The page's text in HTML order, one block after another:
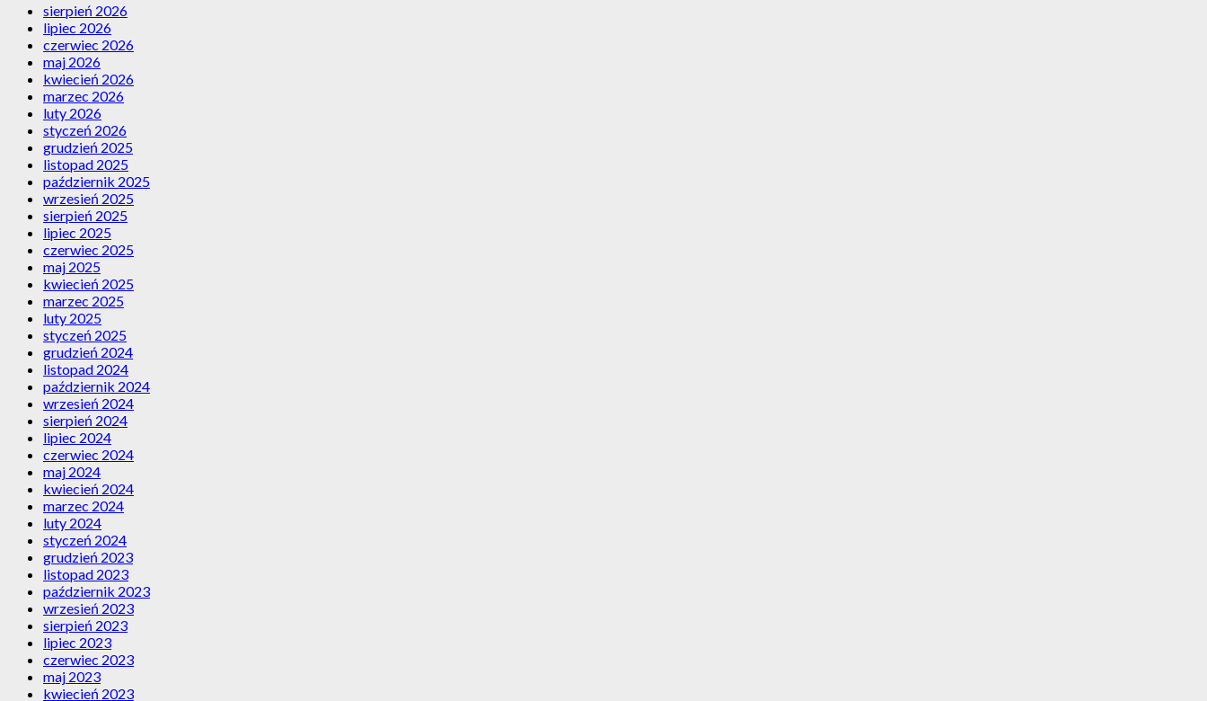
sierpień 2026
lipiec 2026
czerwiec 2026
maj 2026
kwiecień 2026
marzec 2026
luty 2026
styczeń 2026
grudzień 2025
listopad 2025
październik 2025
wrzesień 2025
sierpień 2025
lipiec 2025
czerwiec 2025
maj 2025
kwiecień 2025
marzec 2025
luty 2025
styczeń 2025
grudzień 2024
listopad 2024
październik 2024
wrzesień 2024
sierpień 2024
lipiec 2024
czerwiec 2024
maj 2024
kwiecień 2024
marzec 2024
luty 2024
styczeń 2024
grudzień 2023
listopad 2023
październik 2023
wrzesień 2023
sierpień 2023
lipiec 2023
czerwiec 2023
maj 2023
kwiecień 2023